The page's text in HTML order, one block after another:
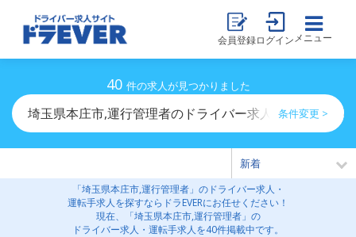
会員登録ログイン メニュー
40 件の求人が見つかりました
埼玉県本庄市,運行管理者のドライバー求人・運転手求人
条件変更 >
「埼玉県本庄市,運行管理者」のドライバー求人・
運転手求人を探すならドラEVERにお任せください！
現在、「埼玉県本庄市,運行管理者」の
ドライバー求人・運転手求人を40件掲載中です。